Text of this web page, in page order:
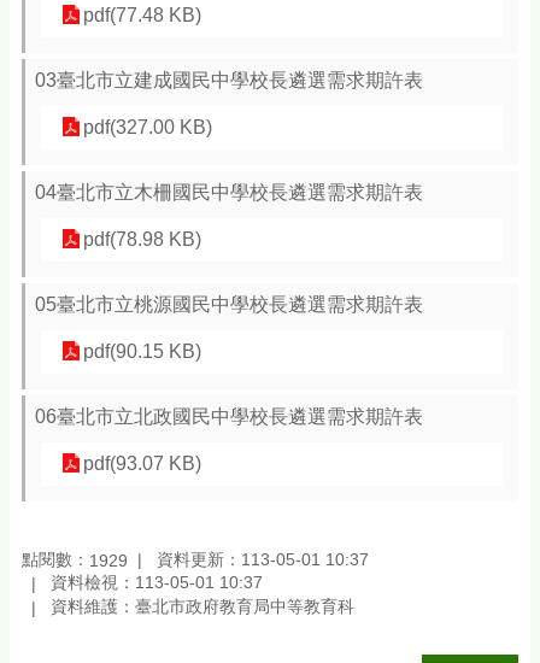
pdf(77.48 KB)
03臺北市立建成國民中學校長遴選需求期許表
pdf(327.00 KB)
04臺北市立木柵國民中學校長遴選需求期許表
pdf(78.98 KB)
05臺北市立桃源國民中學校長遴選需求期許表
pdf(90.15 KB)
06臺北市立北政國民中學校長遴選需求期許表
pdf(93.07 KB)
點閱數： 1929
資料更新：113-05-01 10:37
資料檢視：113-05-01 10:37
資料維護：臺北市政府教育局中等教育科